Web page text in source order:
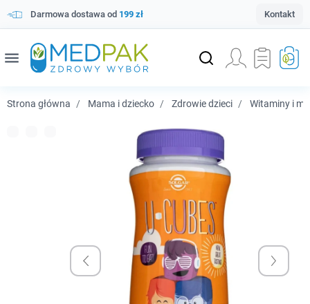
Darmowa dostawa od 199 zł Kontakt
menu
Strona główna Mama i dziecko Zdrowie dzieci Witaminy i